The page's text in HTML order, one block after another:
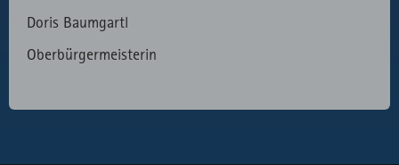
Doris Baumgartl
Oberbürgermeisterin